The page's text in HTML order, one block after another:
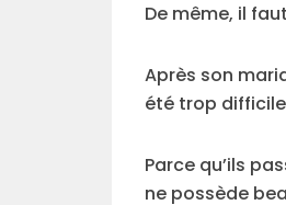
De même, il
Après son
été trop
Parce qu’ils
ne possède